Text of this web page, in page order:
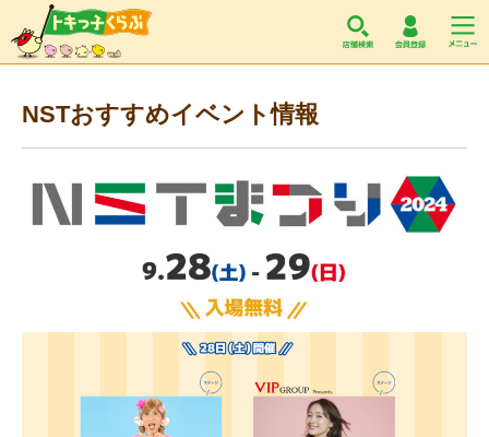
NSTおすすめイベント情報